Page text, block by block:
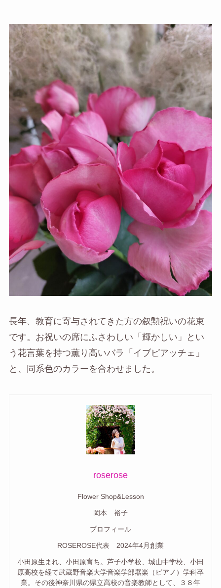
長年、教育に寄与されてきた方の叙勲祝いの花束
です。お祝いの席にふさわしい「輝かしい」とい
う花言葉を持つ薫り高いバラ「イブピアッチェ」
と、同系色のカラーを合わせました。
roserose
Flower Shop&Lesson
岡本 裕子
プロフィール
ROSEROSE代表 2024年4月創業
小田原生まれ、小田原育ち。芦子小学校、城山中学校、小田
原高校を経て武蔵野音楽大学音楽学部器楽（ピアノ）学科卒
業。その後神奈川県の県立高校の音楽教師として、３８年